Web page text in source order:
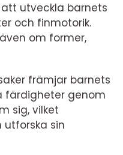
att utveckla barnets
och finmotorik.
om former,
främjar barnets
färdigheter genom
sig, vilket
sin